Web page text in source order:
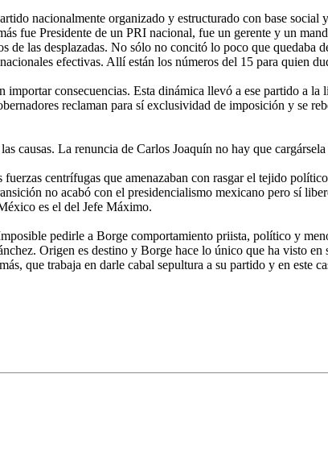
nacionalmente organizado y estructurado con base
fue Presidente de un PRI nacional, fue un gerente y un
de las desplazadas. No sólo no concitó lo poco que quedaba
efectivas. Allí están los números del 15 para quien
consecuencias. Esta dinámica llevó a ese partido a la
reclaman para sí exclusividad de imposición y se
causas. La renuncia de Carlos Joaquín no hay que
centrífugas que amenazaban con rasgar el tejido
no acabó con el presidencialismo mexicano pero sí
es el del Jefe Máximo.
pedirle a Borge comportamiento priista, político y
Origen es destino y Borge hace lo único que ha visto
que trabaja en darle cabal sepultura a su partido y en este